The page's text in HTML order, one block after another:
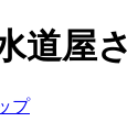
道屋